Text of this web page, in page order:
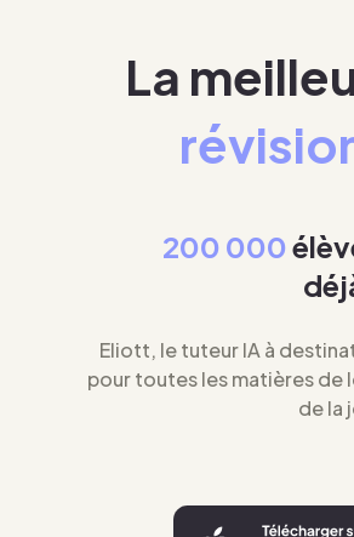
La
200 000
Eliott, le tuteur IA à
pour toutes les matières de
de la